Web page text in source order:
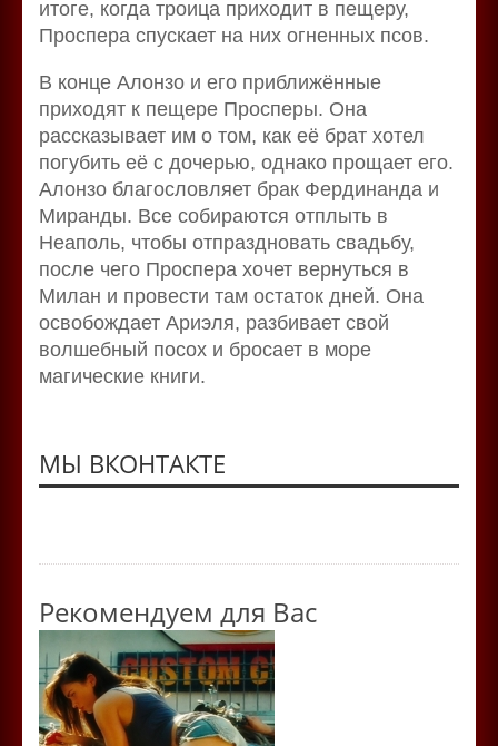
итоге, когда троица приходит в пещеру,
Проспера спускает на них огненных псов.
В конце Алонзо и его приближённые
приходят к пещере Просперы. Она
рассказывает им о том, как её брат хотел
погубить её с дочерью, однако прощает его.
Алонзо благословляет брак Фердинанда и
Миранды. Все собираются отплыть в
Неаполь, чтобы отпраздновать свадьбу,
после чего Проспера хочет вернуться в
Милан и провести там остаток дней. Она
освобождает Ариэля, разбивает свой
волшебный посох и бросает в море
магические книги.
МЫ ВКОНТАКТЕ
Рекомендуем для Вас